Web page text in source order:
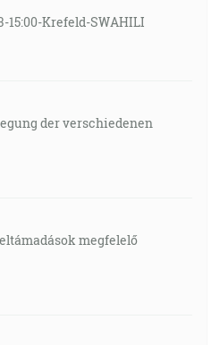
15:00-Krefeld-SWAHILI
der verschiedenen
megfelelő